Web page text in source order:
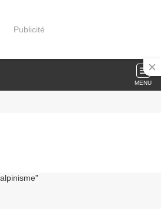
Publicité
MENU